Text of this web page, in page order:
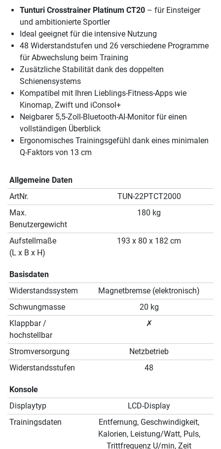
Tunturi Crosstrainer Platinum CT20 – für Einsteiger
und ambitionierte Sportler
Ideal geeignet für die intensive Nutzung
48 Widerstandstufen und 26 verschiedene Programme
für Abwechslung beim Training
Zusätzliche Stabilität dank des doppelten
Schienensystems
Kompatibel mit Ihren Lieblings-Fitness-Apps wie
Kinomap, Zwift und iConsol+
Neigbarer 5,5-Zoll-Bluetooth-AI-Monitor für einen
vollständigen Überblick
Ergonomisches Trainingsgefühl dank eines minimalen
Q-Faktors von 13 cm
Allgemeine Daten
ArtNr.
TUN-22PTCT2000
Max.
Benutzergewicht
180 kg
Aufstellmaße
(L x B x H)
193 x 80 x 182 cm
Basisdaten
Widerstandssystem
Magnetbremse (elektronisch)
Schwungmasse
20 kg
Klappbar /
hochstellbar
✗
Stromversorgung
Netzbetrieb
Widerstandsstufen
48
Konsole
Displaytyp
LCD-Display
Trainingsdaten
Entfernung, Geschwindigkeit,
Kalorien, Leistung/Watt, Puls,
Trittfrequenz U/min, Zeit